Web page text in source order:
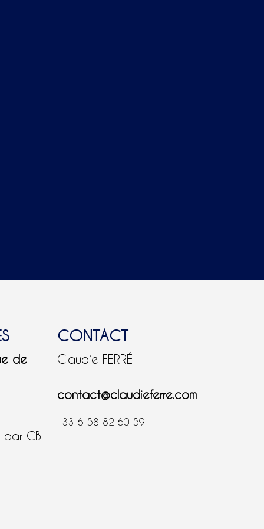
de
par CB
CONTACT
Claudie FERRÉ
contact@claudieferre.com
+33 6 58 82 60 59